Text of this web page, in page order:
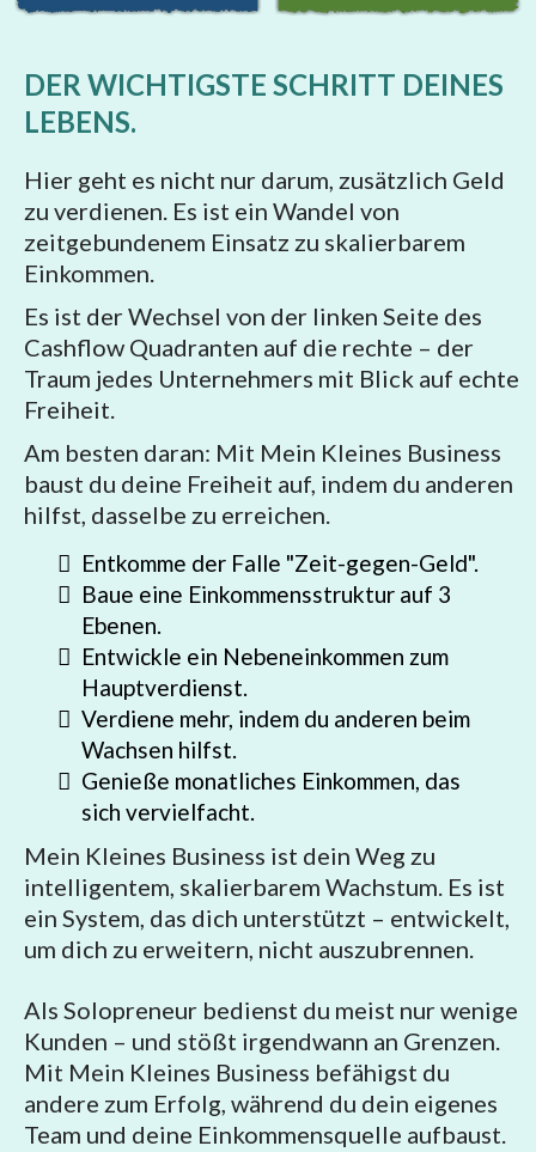
DER WICHTIGSTE SCHRITT DEINES
LEBENS.
Hier geht es nicht nur darum, zusätzlich Geld
zu verdienen. Es ist ein Wandel von
zeitgebundenem Einsatz zu skalierbarem
Einkommen.
Es ist der Wechsel von der linken Seite des
Cashflow Quadranten auf die rechte – der
Traum jedes Unternehmers mit Blick auf echte
Freiheit.
Am besten daran: Mit Mein Kleines Business
baust du deine Freiheit auf, indem du anderen
hilfst, dasselbe zu erreichen.
Entkomme der Falle "Zeit-gegen-Geld".
Baue eine Einkommensstruktur auf 3
Ebenen.
Entwickle ein Nebeneinkommen zum
Hauptverdienst.
Verdiene mehr, indem du anderen beim
Wachsen hilfst.
Genieße monatliches Einkommen, das
sich vervielfacht.
Mein Kleines Business ist dein Weg zu
intelligentem, skalierbarem Wachstum. Es ist
ein System, das dich unterstützt – entwickelt,
um dich zu erweitern, nicht auszubrennen.
Als Solopreneur bedienst du meist nur wenige
Kunden – und stößt irgendwann an Grenzen.
Mit Mein Kleines Business befähigst du
andere zum Erfolg, während du dein eigenes
Team und deine Einkommensquelle aufbaust.